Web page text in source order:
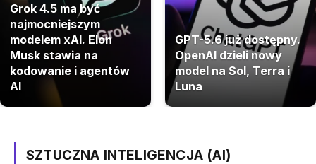
Grok 4.5 ma być
najmocniejszym
modelem xAI. Elon
Musk stawia na
kodowanie i agentów
AI
GPT-5.6 już dostępny.
OpenAI dzieli nowy
model na Sol, Terra i
Luna
SZTUCZNA INTELIGENCJA (AI)